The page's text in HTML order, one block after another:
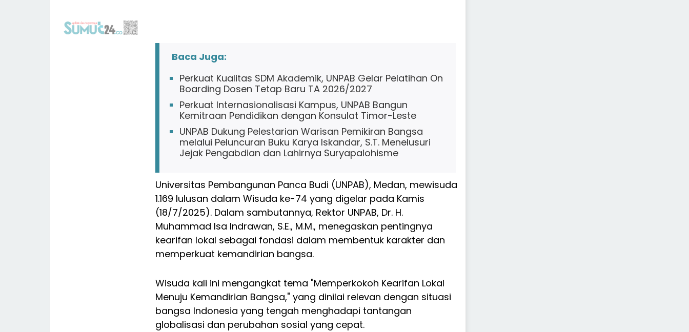
Baca Juga:
Perkuat Kualitas SDM Akademik, UNPAB Gelar Pelatihan On
Boarding Dosen Tetap Baru TA 2026/2027
Perkuat Internasionalisasi Kampus, UNPAB Bangun
Kemitraan Pendidikan dengan Konsulat Timor-Leste
UNPAB Dukung Pelestarian Warisan Pemikiran Bangsa
melalui Peluncuran Buku Karya Iskandar, S.T. Menelusuri
Jejak Pengabdian dan Lahirnya Suryapalohisme
Universitas Pembangunan Panca Budi (UNPAB), Medan, mewisuda
1.169 lulusan dalam Wisuda ke-74 yang digelar pada Kamis
(18/7/2025). Dalam sambutannya, Rektor UNPAB, Dr. H.
Muhammad Isa Indrawan, S.E., M.M., menegaskan pentingnya
kearifan lokal sebagai fondasi dalam membentuk karakter dan
memperkuat kemandirian bangsa.
Wisuda kali ini mengangkat tema "Memperkokoh Kearifan Lokal
Menuju Kemandirian Bangsa," yang dinilai relevan dengan situasi
bangsa Indonesia yang tengah menghadapi tantangan
globalisasi dan perubahan sosial yang cepat.